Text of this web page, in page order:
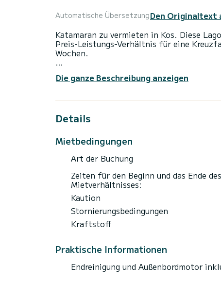
Automatische ÜbersetzungDen Originaltext
Katamaran zu vermieten in Kos. Diese
Preis-Leistungs-Verhältnis für eine
Wochen.
einer Gesamtlänge von 14 Metern ist es
Buchungsanfragen und Angebote werden
Die ganze Beschreibung anzeigen
Details
Mietbedingungen
Art der Buchung
Zeiten für den Beginn und das Ende des
Mietverhältnisses:
Kaution
Stornierungsbedingungen
Kraftstoff
Praktische Informationen
Endreinigung und Außenbordmotor